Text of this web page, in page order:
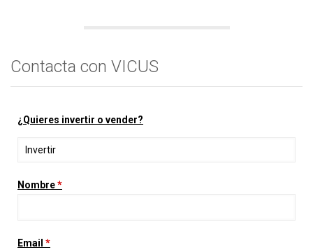
Contacta con VICUS
¿Quieres invertir o vender?
Nombre*
Email *